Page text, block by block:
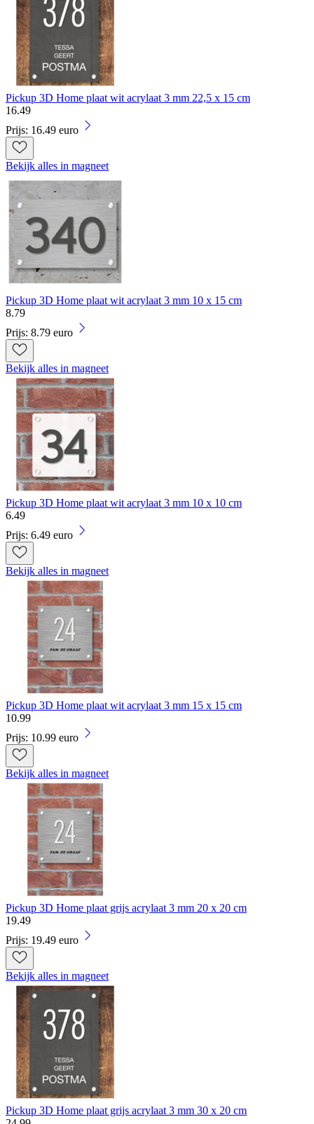
Pickup 3D Home plaat wit acrylaat 3 mm 22,5 x 15 cm
16.49
Prijs: 16.49 euro
Bekijk alles in magneet
Pickup 3D Home plaat wit acrylaat 3 mm 10 x 15 cm
8.79
Prijs: 8.79 euro
Bekijk alles in magneet
Pickup 3D Home plaat wit acrylaat 3 mm 10 x 10 cm
6.49
Prijs: 6.49 euro
Bekijk alles in magneet
Pickup 3D Home plaat wit acrylaat 3 mm 15 x 15 cm
10.99
Prijs: 10.99 euro
Bekijk alles in magneet
Pickup 3D Home plaat grijs acrylaat 3 mm 20 x 20 cm
19.49
Prijs: 19.49 euro
Bekijk alles in magneet
Pickup 3D Home plaat grijs acrylaat 3 mm 30 x 20 cm